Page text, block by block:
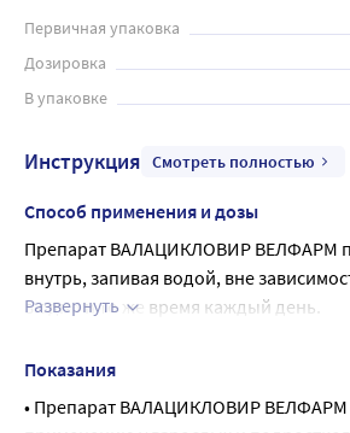
Первичная упаковка
Дозировка
В упаковке
Инструкция Смотреть полностью
Способ применения и дозы
Препарат ВАЛАЦИКЛОВИР ВЕЛФАРМ
внутрь, запивая водой, вне
в одно и то же время каждый день.
вызванных ВПГ, включая впервые
а также лабиальный герпес (Herpes
Развернуть
Показания
• Препарат ВАЛАЦИКЛОВИР ВЕЛФАРМ